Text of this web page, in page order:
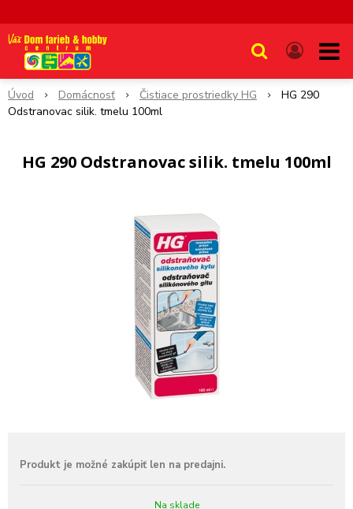
Úvod Domácnosť Čistiace prostriedky HG
HG 290
Odstranovac silik. tmelu 100ml
HG 290 Odstranovac silik. tmelu 100ml
Na sklade